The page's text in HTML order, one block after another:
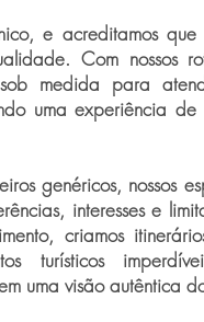
e acreditamos que
Com nossos
medida para
uma experiência
genéricos, nossos
interesses e
criamos
turísticos
uma visão autêntica